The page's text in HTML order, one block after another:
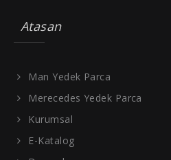
Atasan
Man Yedek Parca
Merecedes Yedek Parca
Kurumsal
E-Katalog